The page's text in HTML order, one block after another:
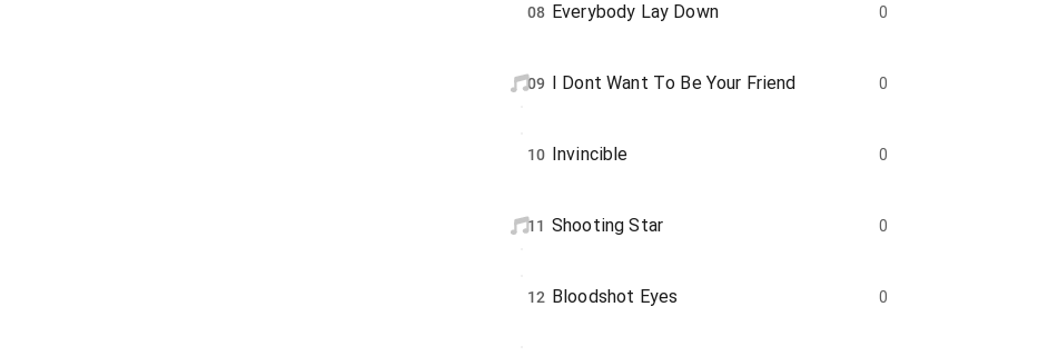
08 Everybody Lay Down 0
09 I Dont Want To Be Your Friend 0
10 Invincible 0
11 Shooting Star 0
12 Bloodshot Eyes 0